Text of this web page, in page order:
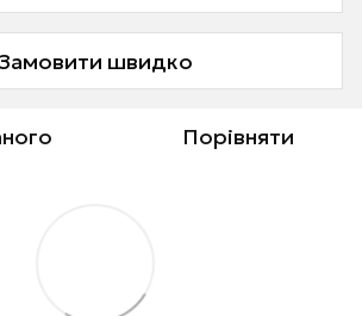
Замовити швидко
Порівняти